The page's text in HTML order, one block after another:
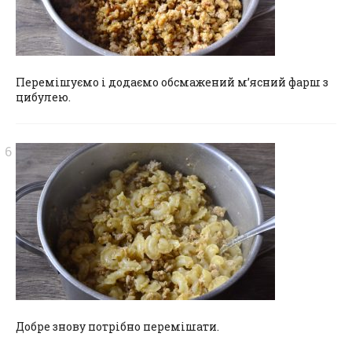
Перемішуємо і додаємо обсмажений м’ясний фарш з
цибулею.
Добре знову потрібно перемішати.